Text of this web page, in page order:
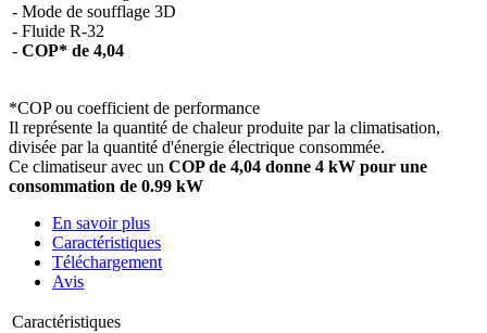
- Mode de soufflage 3D
- Fluide R-32
- COP* de 4,04
*COP ou coefficient de performance
Il représente la quantité de chaleur produite par la climatisation,
divisée par la quantité d'énergie électrique consommée.
Ce climatiseur avec un COP de 4,04 donne 4 kW pour une
consommation de 0.99 kW
En savoir plus
Caractéristiques
Téléchargement
Avis
Caractéristiques